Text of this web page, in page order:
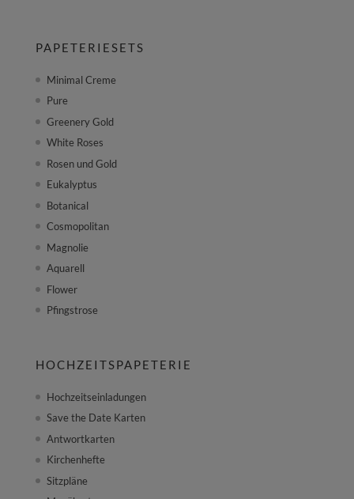
PAPETERIESETS
Minimal Creme
Pure
Greenery Gold
White Roses
Rosen und Gold
Eukalyptus
Botanical
Cosmopolitan
Magnolie
Aquarell
Flower
Pfingstrose
HOCHZEITSPAPETERIE
Hochzeitseinladungen
Save the Date Karten
Antwortkarten
Kirchenhefte
Sitzpläne